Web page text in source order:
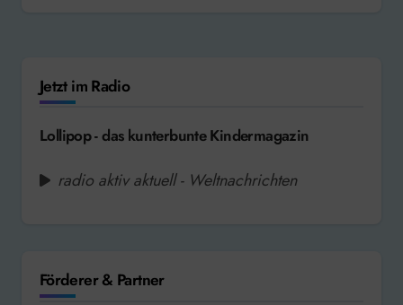
Jetzt im Radio
Lollipop - das kunterbunte Kindermagazin
radio aktiv aktuell - Weltnachrichten
Förderer & Partner